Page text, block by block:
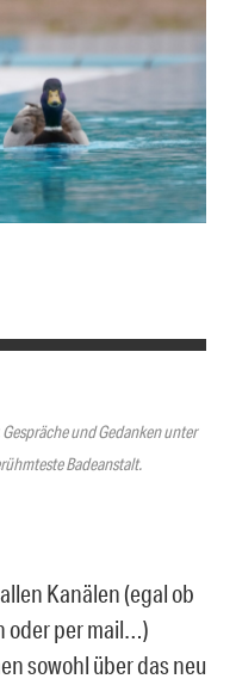
und Gedanken unter
Badeanstalt.
Kanälen (egal ob
oder per mail…)
sowohl über das neu